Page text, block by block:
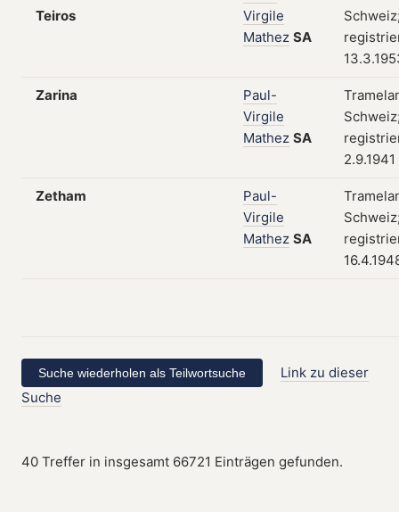
Teiros
Virgile
Mathez SA
Zarina
Paul-
Virgile
Mathez SA
2.9.1941
Zetham
Paul-
Virgile
Mathez SA
Link zu dieser
Suche
40 Treffer in insgesamt 66721 Einträgen gefunden.